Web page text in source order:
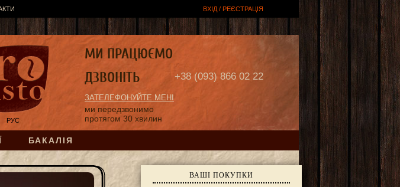
ВХІД / РЕЄСТРАЦІЯ
БАКАЛІЯ
РУС
ВАШІ ПОКУПКИ
+38 (093) 866 02 22
ЗАТЕЛЕФОНУЙТЕ МЕНІ
ми передзвонимо
протягом 30 хвилин
МИ ПРАЦЮЄМО
ДЗВОНІТЬ